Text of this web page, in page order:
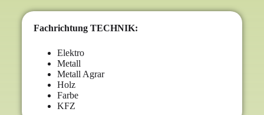
Fachrichtung TECHNIK:
Elektro
Metall
Metall Agrar
Holz
Farbe
KFZ